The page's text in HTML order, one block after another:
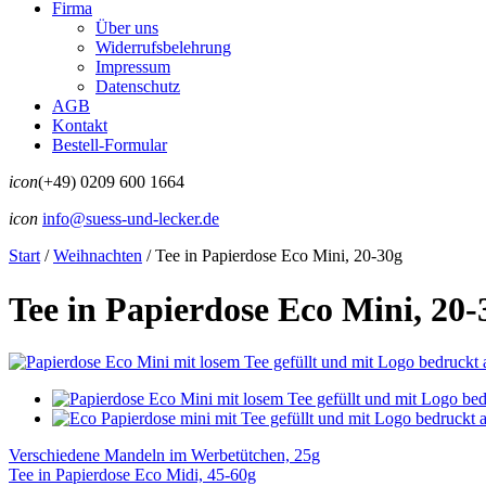
Firma
Über uns
Widerrufsbelehrung
Impressum
Datenschutz
AGB
Kontakt
Bestell-Formular
icon(+49) 0209 600 1664
icon info@suess-und-lecker.de
Start / Weihnachten /Tee in Papierdose Eco Mini, 20-30g
Tee in Papierdose Eco Mini, 20-
Verschiedene Mandeln im Werbetütchen, 25g
Tee in Papierdose Eco Midi, 45-60g